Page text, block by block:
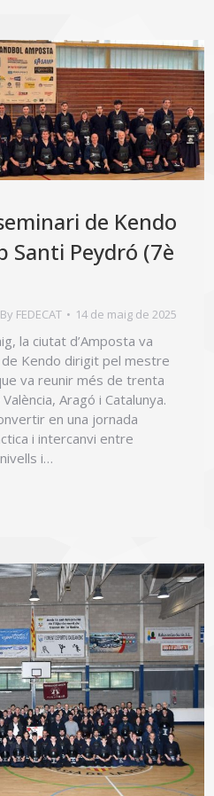
de Kendo
Santi Peydró (7è
By FEDECAT 14 de maig de 2025
la ciutat d’Amposta va
Kendo dirigit pel mestre
va reunir més de trenta
Aragó i Catalunya.
en una jornada
i intercanvi entre
i…